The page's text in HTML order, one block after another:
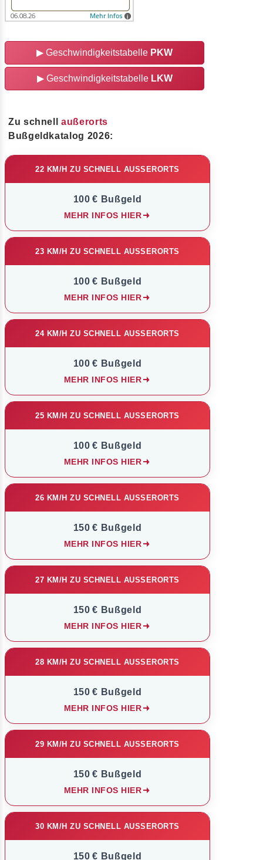
▶ Geschwindigkeitstabelle PKW
▶ Geschwindigkeitstabelle LKW
Zu schnellaußerorts
Bußgeldkatalog 2026:
22 KM/H ZU SCHNELL AUSSERORTS
100 € Bußgeld
MEHR INFOS HIER
23 KM/H ZU SCHNELL AUSSERORTS
100 € Bußgeld
MEHR INFOS HIER
24 KM/H ZU SCHNELL AUSSERORTS
100 € Bußgeld
MEHR INFOS HIER
25 KM/H ZU SCHNELL AUSSERORTS
100 € Bußgeld
MEHR INFOS HIER
26 KM/H ZU SCHNELL AUSSERORTS
150 € Bußgeld
MEHR INFOS HIER
27 KM/H ZU SCHNELL AUSSERORTS
150 € Bußgeld
MEHR INFOS HIER
28 KM/H ZU SCHNELL AUSSERORTS
150 € Bußgeld
MEHR INFOS HIER
29 KM/H ZU SCHNELL AUSSERORTS
150 € Bußgeld
MEHR INFOS HIER
30 KM/H ZU SCHNELL AUSSERORTS
150 € Bußgeld